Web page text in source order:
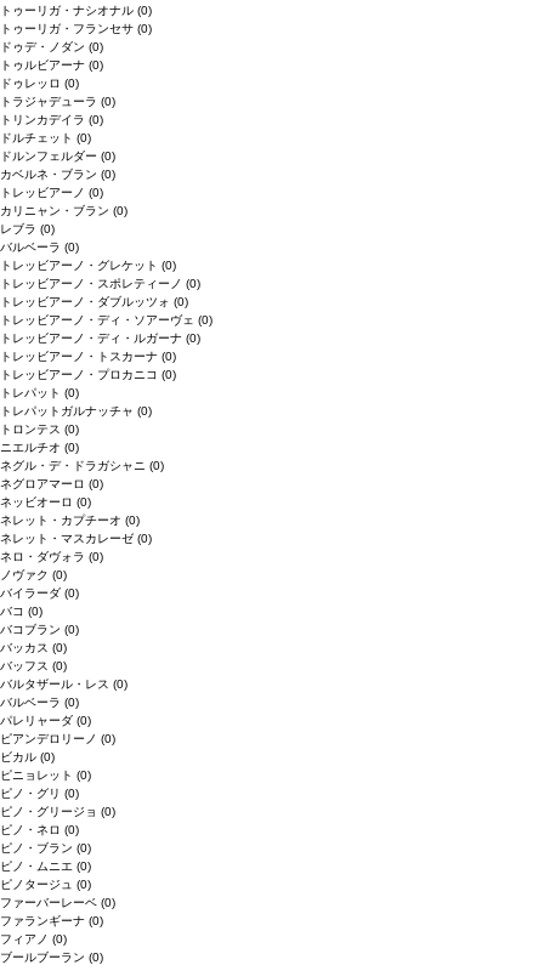
トゥーリガ・ナシオナル (0)
トゥーリガ・フランセサ (0)
ドゥデ・ノダン (0)
トゥルビアーナ (0)
ドゥレッロ (0)
トラジャデューラ (0)
トリンカデイラ (0)
ドルチェット (0)
ドルンフェルダー (0)
カベルネ・ブラン (0)
トレッビアーノ (0)
カリニャン・ブラン (0)
レブラ (0)
バルベーラ (0)
トレッビアーノ・グレケット (0)
トレッビアーノ・スポレティーノ (0)
トレッビアーノ・ダブルッツォ (0)
トレッビアーノ・ディ・ソアーヴェ (0)
トレッビアーノ・ディ・ルガーナ (0)
トレッビアーノ・トスカーナ (0)
トレッビアーノ・プロカニコ (0)
トレパット (0)
トレパットガルナッチャ (0)
トロンテス (0)
ニエルチオ (0)
ネグル・デ・ドラガシャニ (0)
ネグロアマーロ (0)
ネッビオーロ (0)
ネレット・カプチーオ (0)
ネレット・マスカレーゼ (0)
ネロ・ダヴォラ (0)
ノヴァク (0)
バイラーダ (0)
バコ (0)
バコブラン (0)
バッカス (0)
バッフス (0)
バルタザール・レス (0)
バルベーラ (0)
パレリャーダ (0)
ピアンデロリーノ (0)
ビカル (0)
ピニョレット (0)
ピノ・グリ (0)
ピノ・グリージョ (0)
ピノ・ネロ (0)
ピノ・ブラン (0)
ピノ・ムニエ (0)
ピノタージュ (0)
ファーバーレーベ (0)
ファランギーナ (0)
フィアノ (0)
ブールブーラン (0)